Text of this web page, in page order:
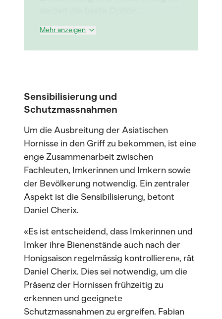
Mehr anzeigen
Sensibilisierung und
Schutzmassnahmen
Um die Ausbreitung der Asiatischen
Hornisse in den Griff zu bekommen, ist eine
enge Zusammenarbeit zwischen
Fachleuten, Imkerinnen und Imkern sowie
der Bevölkerung notwendig. Ein zentraler
Aspekt ist die Sensibilisierung, betont
Daniel Cherix.
«Es ist entscheidend, dass Imkerinnen und
Imker ihre Bienenstände auch nach der
Honigsaison regelmässig kontrollieren», rät
Daniel Cherix. Dies sei notwendig, um die
Präsenz der Hornissen frühzeitig zu
erkennen und geeignete
Schutzmassnahmen zu ergreifen. Fabian